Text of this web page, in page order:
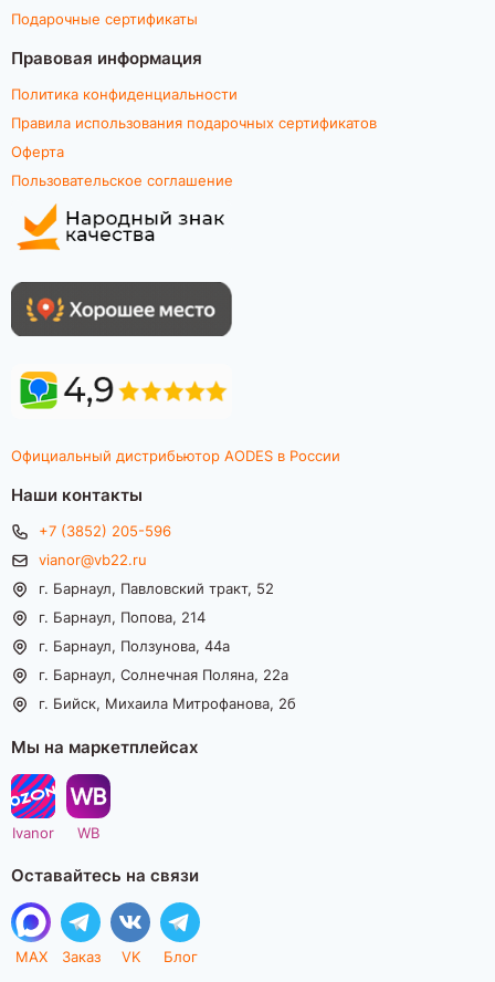
Подарочные сертификаты
Правовая информация
Политика конфиденциальности
Правила использования подарочных сертификатов
Оферта
Пользовательское соглашение
Официальный дистрибьютор AODES в России
Наши контакты
+7 (3852) 205-596
vianor@vb22.ru
г. Барнаул, Павловский тракт, 52
г. Барнаул, Попова, 214
г. Барнаул, Ползунова, 44а
г. Барнаул, Солнечная Поляна, 22а
г. Бийск, Михаила Митрофанова, 2б
Мы на маркетплейсах
Ivanor WB
Оставайтесь на связи
MAX Заказ VK Блог